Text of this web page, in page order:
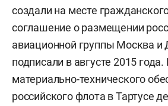
создали на месте
соглашение о размещении
авиационной группы Москва и
подписали в августе 2015 года.
материально-технического
российского флота в Тартусе